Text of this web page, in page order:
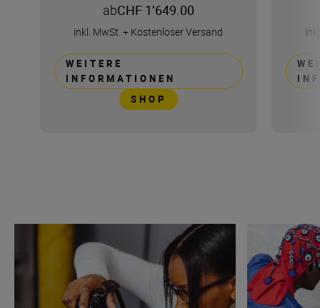
abCHF 1’649.00
inkl. MwSt. + Kostenloser Versand
WEITERE
INFORMATIONEN
SHOP